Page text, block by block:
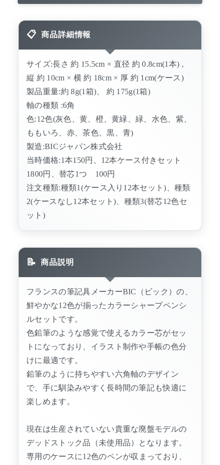
商品詳細情報
サイズ:長さ 約 15.5cm × 直径 約 0.8cm(1本) ,
縦 約 10cm × 横 約 18cm × 厚 約 1cm(ケース)
製品重量:約 8g(1箱)、 約 175g(1箱)
軸の種類 :6角
色:12色(灰色、黄、橙、黄緑、緑、水色、紫、
ももいろ、赤、茶色、黒、青)
製造:BICジャパン株式会社
当時価格:1本150円、12本ケース付きセット
1800円、替芯1つ 100円
注文種類:種類1(ケース入り12本セット)、種類
2(ケースなし12本セット)、種類3(替芯12色セ
ット)
商品説明
フランスの筆記具メーカーBIC（ビック）の、
鮮やかな12色が揃ったカラーシャープペンシ
ルセットです。
色鉛筆のような感覚で使えるカラー芯がセッ
トになっており、イラスト制作や手帳の色分
けに最適です。
鉛筆のように持ちやすい六角軸のデザイン
で、手に馴染みやすく長時間の筆記も快適に
楽しめます。
現在は生産されていない貴重な廃盤モデルの
デッドストック品（未使用品）となります。
専用のケースに12色のペンが収まっており、